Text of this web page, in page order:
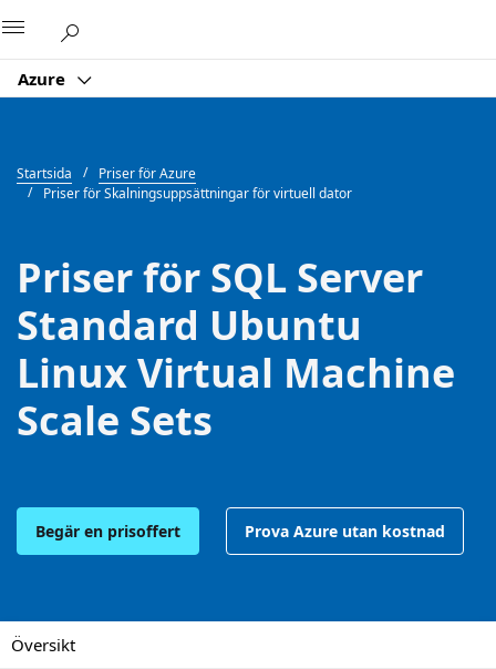
Azure
Startsida
Priser för Azure
Priser för Skalningsuppsättningar för virtuell dator
Priser för SQL Server
Standard Ubuntu
Linux Virtual Machine
Scale Sets
Begär en prisoffert Prova Azure utan kostnad
Översikt